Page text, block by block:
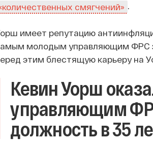
смягчений» .
имеет репутацию
молодым управляющим ФРС
этим блестящую карьеру на
Кевин Уорш
управляющим
должность в 35